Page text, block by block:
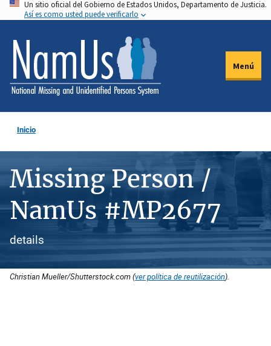
Pasar
al
contenido
principal
Un sitio oficial del Gobierno de Estados Unidos, Departamento de Justicia.
Así es como usted puede verificarlo
Menú
Inicio
Missing Person /
NamUs #MP2677
details
Christian Mueller/Shutterstock.com (ver política de reutilización).